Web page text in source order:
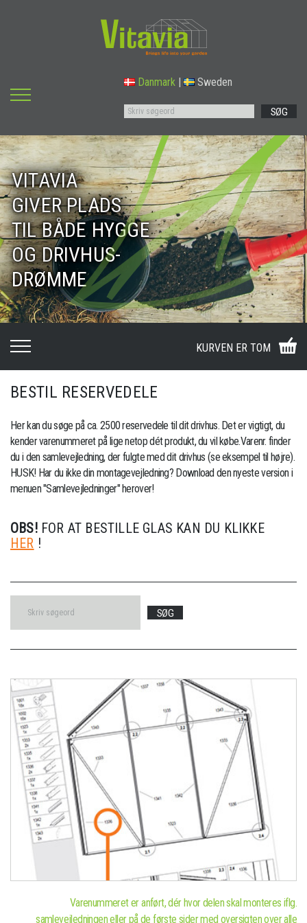
Danmark Sweden
SØG
VITAVIA
GIVER PLADS
TIL BÅDE HYGGE
OG DRIVHUS-
DRØMME
KURVEN ER TOM
BESTIL RESERVEDELE
Her kan du søge på ca. 2500 reservedele til dit drivhus. Det er vigtigt, du
kender varenummeret på lige netop dét produkt, du vil købe.Varenr. finder
du i den samlevejledning, der fulgte med dit drivhus (se eksempel til højre).
HUSK! Har du ikke din montagevejledning? Download den nyeste version i
menuen "Samlevejledninger" herover!
OBS!FOR AT BESTILLE GLAS KAN DU KLIKKE
HER !
SØG
Varenummeret er anført, dér hvor delen skal monteres iflg.
samlevejledningen eller på de første sider med oversigten over alle